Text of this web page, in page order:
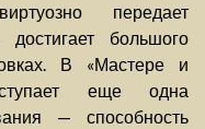
передает
достигает большого
В «Мастере и
еще одна
— способность